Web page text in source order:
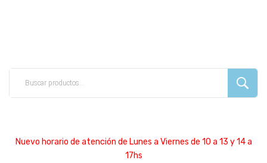
Nuevo horario de atención de Lunes a Viernes de 10 a 13 y 14 a
17hs